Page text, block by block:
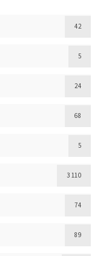
42
5
24
68
5
3 110
74
89